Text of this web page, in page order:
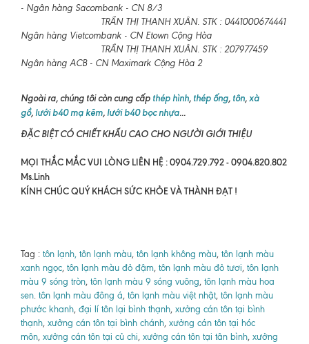
- Ngân hàng Sacombank - CN 8/3
TRẦN THỊ THANH XUÂN. STK : 0441000674441
Ngân hàng Vietcombank - CN Etown Cộng Hòa
TRẦN THỊ THANH XUÂN. STK : 207977459
Ngân hàng ACB - CN Maximark Cộng Hòa 2
Ngoài ra, chúng tôi còn cung cấp thép hình, thép ống, tôn, xà
gồ, lưới b40 mạ kẽm, lưới b40 bọc nhựa...
ĐẶC BIỆT CÓ CHIẾT KHẤU CAO CHO NGƯỜI GIỚI THIỆU
MỌI THẮC MẮC VUI LÒNG LIÊN HỆ : 0904.729.792 - 0904.820.802
Ms.Linh
KÍNH CHÚC QUÝ KHÁCH SỨC KHỎE VÀ THÀNH ĐẠT !
Tag : tôn lạnh, tôn lạnh màu, tôn lạnh không màu, tôn lạnh màu
xanh ngọc, tôn lạnh màu đỏ đậm, tôn lạnh màu đỏ tươi, tôn lạnh
màu 9 sóng tròn, tôn lạnh màu 9 sóng vuông, tôn lạnh màu hoa
sen tôn lạnh màu đông á, tôn lạnh màu việt nhật, tôn lạnh màu
phước khanh, đại lí tôn lại bình thạnh, xưởng cán tôn tại bình
thạnh, xưởng cán tôn tại bình chánh, xưởng cán tôn tại hóc
môn, xưởng cán tôn tại củ chi, xưởng cán tôn tại tân bình, xưởng